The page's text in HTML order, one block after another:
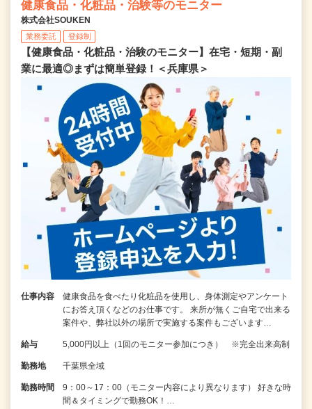
健康食品・化粧品・治験等のモニター
株式会社SOUKEN
業務委託 登録制
【健康食品・化粧品・治験のモニター】在宅・短期・副
業に最適◎まずは簡単登録！＜兵庫県＞
仕事内容
健康食品を食べたり化粧品を使用し、身体測定やアンケート
にお答え頂くなどのお仕事です。 来所が無くご自宅で出来る
案件や、弊社以外の場所で実施する案件もございます…
給与 5,000円以上（1回のモニター参加につき） ※完全出来高制
勤務地 千葉県全域
勤務時間
9：00～17：00（モニター内容により異なります） 好きな時
間＆タイミングで勤務OK！…